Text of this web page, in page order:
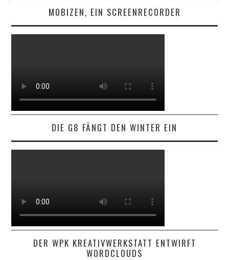
MOBIZEN, EIN SCREENRECORDER
DIE G8 FÄNGT DEN WINTER EIN
DER WPK KREATIVWERKSTATT ENTWIRFT
WORDCLOUDS